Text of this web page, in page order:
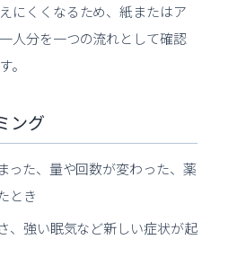
にくくなるため、紙またはア
人分を一つの流れとして確認
。
ング
った、量や回数が変わった、薬
とき
、強い眠気など新しい症状が起